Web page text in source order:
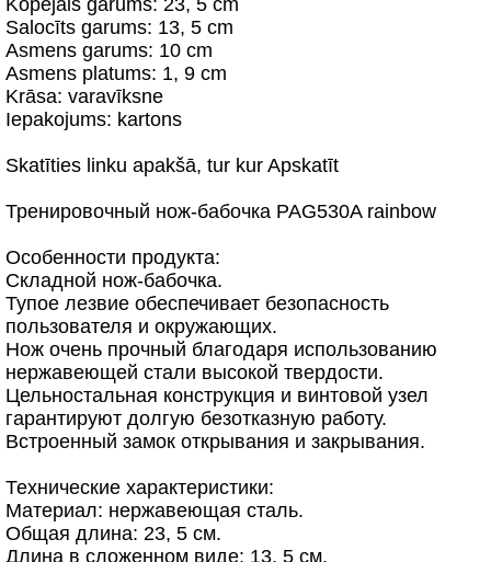
Kopējais garums: 23, 5 cm
Salocīts garums: 13, 5 cm
Asmens garums: 10 cm
Asmens platums: 1, 9 cm
Krāsa: varavīksne
Iepakojums: kartons
Skatīties linku apakšā, tur kur Apskatīt
Тренировочный нож-бабочка PAG530A rainbow
Особенности продукта:
Складной нож-бабочка.
Тупое лезвие обеспечивает безопасность
пользователя и окружающих.
Нож очень прочный благодаря использованию
нержавеющей стали высокой твердости.
Цельностальная конструкция и винтовой узел
гарантируют долгую безотказную работу.
Встроенный замок открывания и закрывания.
Технические характеристики:
Материал: нержавеющая сталь.
Общая длина: 23, 5 см.
Длина в сложенном виде: 13, 5 см.